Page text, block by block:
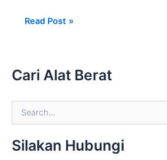
Eksavator
2011,
2014,
2016
Read Post »
Cari Alat Berat
r
c
Silakan Hubungi